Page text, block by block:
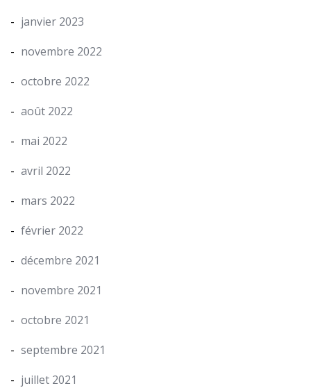
janvier 2023
novembre 2022
octobre 2022
août 2022
mai 2022
avril 2022
mars 2022
février 2022
décembre 2021
novembre 2021
octobre 2021
septembre 2021
juillet 2021